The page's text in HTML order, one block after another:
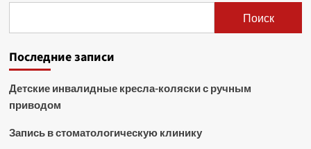
Поиск
Последние записи
Детские инвалидные кресла-коляски с ручным
приводом
Запись в стоматологическую клинику